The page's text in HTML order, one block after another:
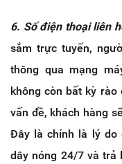
6. Số điện thoại liên
sắm trực tuyến,
thông qua mạng
không còn bất kỳ rào
vấn đề, khách hàng
Đây là chính là lý do
dây nóng 24/7 và trả